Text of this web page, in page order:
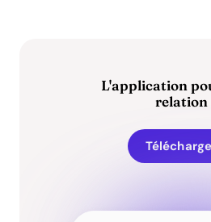
L'application
relation